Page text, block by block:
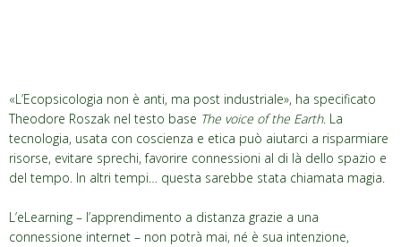
«L’Ecopsicologia non è anti, ma post industriale», ha specificato
Theodore Roszak nel testo base The voice of the Earth. La
tecnologia, usata con coscienza e etica può aiutarci a risparmiare
risorse, evitare sprechi, favorire connessioni al di là dello spazio e
del tempo. In altri tempi… questa sarebbe stata chiamata magia.
L’eLearning – l’apprendimento a distanza grazie a una
connessione internet – non potrà mai, né è sua intenzione,